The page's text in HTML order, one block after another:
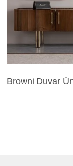
Browni Duvar